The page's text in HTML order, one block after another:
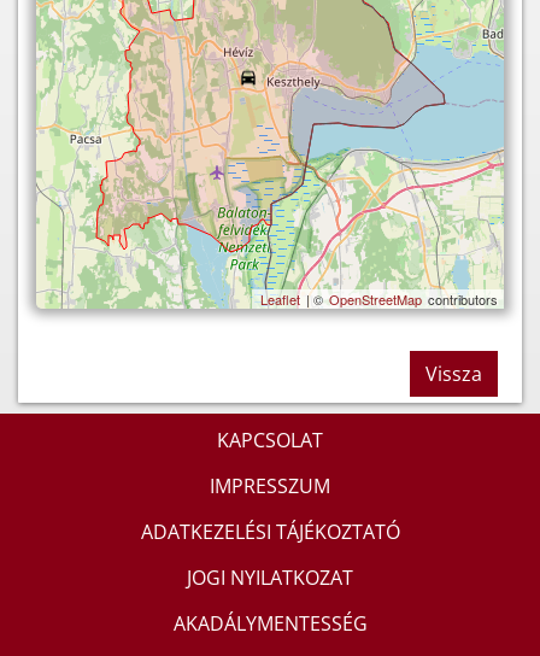
Leaflet | © OpenStreetMap contributors
Vissza
KAPCSOLAT
IMPRESSZUM
ADATKEZELÉSI TÁJÉKOZTATÓ
JOGI NYILATKOZAT
AKADÁLYMENTESSÉG